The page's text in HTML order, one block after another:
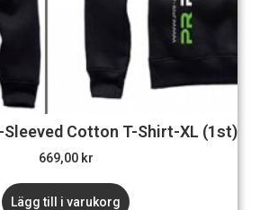
Sleeved Cotton T-Shirt-XL (1st)
669,00 kr
Lägg till i varukorg